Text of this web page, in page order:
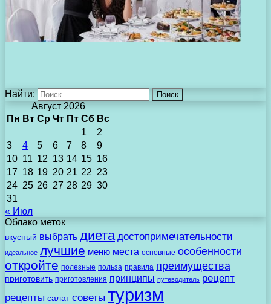
Найти:
Август 2026
Пн Вт Ср Чт Пт Сб Вс
1
2
3
4 5 6 7 8
9
10 11 12 13 14 15 16
17 18 19 20 21 22 23
24 25 26 27 28 29 30
31
« Июл
Облако меток
вкусный выбрать диета достопримечательности
идеальное лучшие меню места основные особенности
откройте полезные польза правила преимущества
приготовить приготовления принципы путеводитель рецепт
рецепты салат советы туризм